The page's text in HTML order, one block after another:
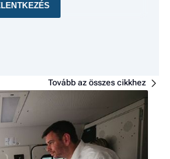
Tovább az összes cikkhez